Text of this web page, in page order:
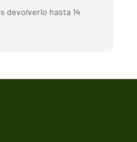
devolverlo hasta 14